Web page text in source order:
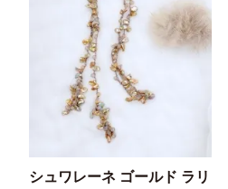
シュワレーネ ゴールド ラリ